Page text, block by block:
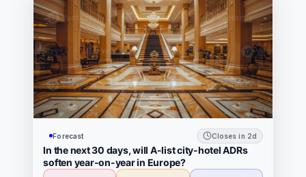
Forecast Closes in 2d
In the next 30 days, will A-list city-hotel ADRs
soften year-on-year in Europe?